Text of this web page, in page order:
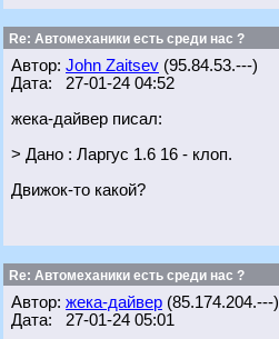
Re: Автомеханики есть среди нас ?
Автор: John Zaitsev (95.84.53.---)
Дата: 27-01-24 04:52
жека-дайвер писал:
> Дано : Ларгус 1.6 16 - клоп.
Движок-то какой?
Re: Автомеханики есть среди нас ?
Автор: жека-дайвер (85.174.204.---)
Дата: 27-01-24 05:01